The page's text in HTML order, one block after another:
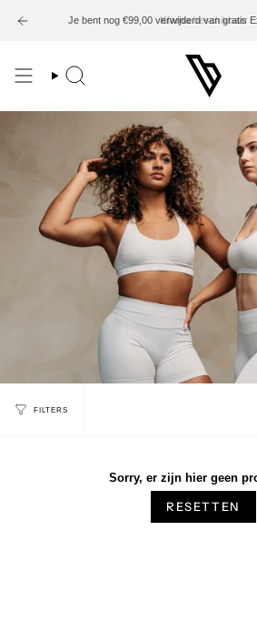
naar
Zoek
Je bent nog €99,00 verwijderd van gratis
Klarnabeschikbaar
FILTERS
Sorry, er zijn hier geen
RESETTEN